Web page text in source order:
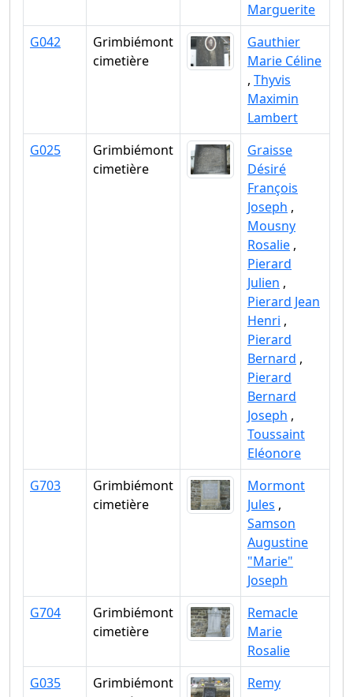
Marguerite
G042
Grimbiémont
cimetière
Gauthier
Marie Céline
, Thyvis
Maximin
Lambert
G025
Grimbiémont
cimetière
Graisse
Désiré
François
Joseph ,
Mousny
Rosalie ,
Pierard
Julien ,
Pierard Jean
Henri ,
Pierard
Bernard ,
Pierard
Bernard
Joseph ,
Toussaint
Eléonore
G703
Grimbiémont
cimetière
Mormont
Jules ,
Samson
Augustine
"Marie"
Joseph
G704
Grimbiémont
cimetière
Remacle
Marie
Rosalie
G035
Grimbiémont
Remy